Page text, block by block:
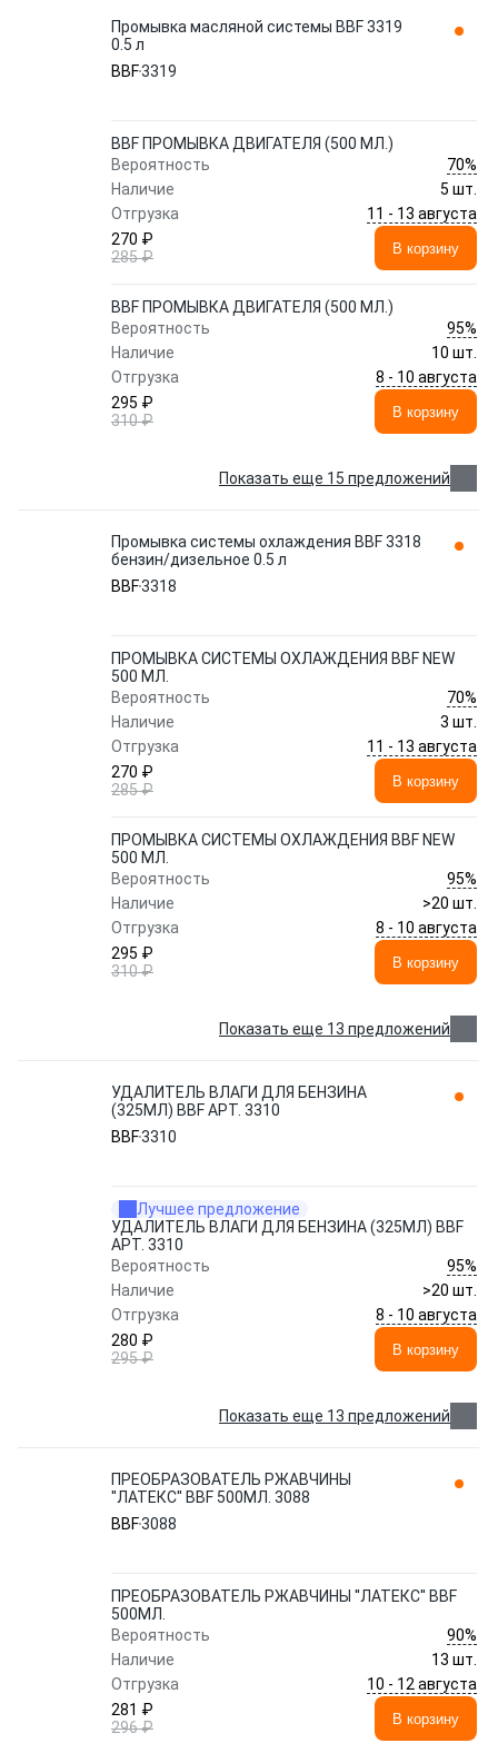
Промывка масляной системы BBF 3319
0.5 л
BBF3319
BBF ПРОМЫВКА ДВИГАТЕЛЯ (500 МЛ.)
Вероятность
70%
Наличие
5 шт.
Отгрузка
11 - 13 августа
270 ₽
285 ₽
В корзину
BBF ПРОМЫВКА ДВИГАТЕЛЯ (500 МЛ.)
Вероятность
95%
Наличие
10 шт.
Отгрузка
8 - 10 августа
295 ₽
310 ₽
В корзину
Показать еще 15 предложений
Промывка системы охлаждения BBF 3318
бензин/дизельное 0.5 л
BBF3318
ПРОМЫВКА СИСТЕМЫ ОХЛАЖДЕНИЯ BBF NEW
500 МЛ.
Вероятность
70%
Наличие
3 шт.
Отгрузка
11 - 13 августа
270 ₽
285 ₽
В корзину
ПРОМЫВКА СИСТЕМЫ ОХЛАЖДЕНИЯ BBF NEW
500 МЛ.
Вероятность
95%
Наличие
>20 шт.
Отгрузка
8 - 10 августа
295 ₽
310 ₽
В корзину
Показать еще 13 предложений
УДАЛИТЕЛЬ ВЛАГИ ДЛЯ БЕНЗИНА
(325МЛ) BBF АРТ. 3310
BBF3310
Лучшее предложение
УДАЛИТЕЛЬ ВЛАГИ ДЛЯ БЕНЗИНА (325МЛ) BBF
АРТ. 3310
Вероятность
95%
Наличие
>20 шт.
Отгрузка
8 - 10 августа
280 ₽
295 ₽
В корзину
Показать еще 13 предложений
ПРЕОБРАЗОВАТЕЛЬ РЖАВЧИНЫ
''ЛАТЕКС'' BBF 500МЛ. 3088
BBF3088
ПРЕОБРАЗОВАТЕЛЬ РЖАВЧИНЫ ''ЛАТЕКС'' BBF
500МЛ.
Вероятность
90%
Наличие
13 шт.
Отгрузка
10 - 12 августа
281 ₽
296 ₽
В корзину